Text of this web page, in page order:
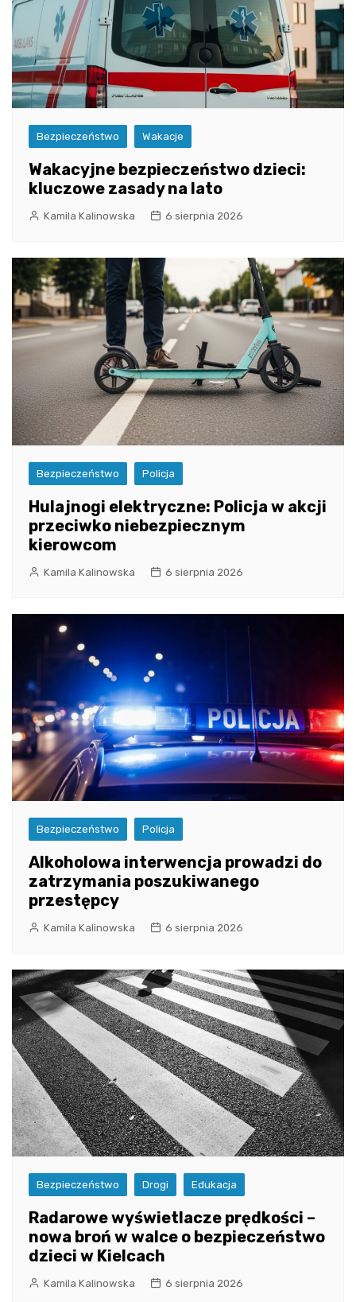
Bezpieczeństwo Wakacje
Wakacyjne bezpieczeństwo dzieci:
kluczowe zasady na lato
Kamila Kalinowska 6 sierpnia 2026
Bezpieczeństwo Policja
Hulajnogi elektryczne: Policja w akcji
przeciwko niebezpiecznym
kierowcom
Kamila Kalinowska 6 sierpnia 2026
Bezpieczeństwo Policja
Alkoholowa interwencja prowadzi do
zatrzymania poszukiwanego
przestępcy
Kamila Kalinowska 6 sierpnia 2026
Bezpieczeństwo Drogi Edukacja
Radarowe wyświetlacze prędkości –
nowa broń w walce o bezpieczeństwo
dzieci w Kielcach
Kamila Kalinowska 6 sierpnia 2026